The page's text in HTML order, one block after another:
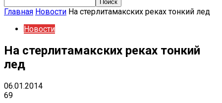
Главная Новости На стерлитамакских реках тонкий лед
Новости
На стерлитамакских реках тонкий
лед
06.01.2014
69